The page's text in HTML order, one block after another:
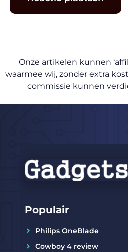
Onze artikelen kunnen
waarmee wij, zonder extra
commissie kunnen
Populair
Philips OneBlade
Cowboy 4 review